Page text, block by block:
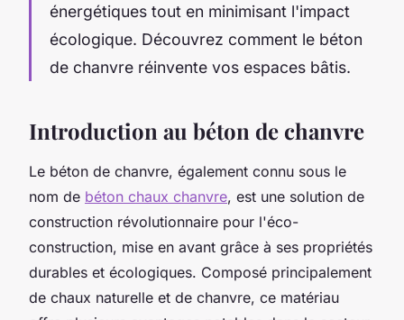
énergétiques tout en minimisant l'impact
écologique. Découvrez comment le béton
de chanvre réinvente vos espaces bâtis.
Introduction au béton de chanvre
Le béton de chanvre, également connu sous le
nom de béton chaux chanvre, est une solution de
construction révolutionnaire pour l'éco-
construction, mise en avant grâce à ses propriétés
durables et écologiques. Composé principalement
de chaux naturelle et de chanvre, ce matériau